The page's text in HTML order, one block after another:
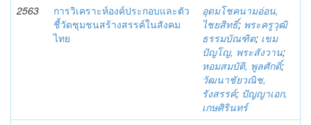
2563
การวิเคราะห์องค์ประกอบและตัว
ชี้วัดชุมชนสร้างสรรค์ในสังคม
ไทย
อุดมโชคนามอ่อน,
ไชยสิทธิ์; พระครูวุฒิ
ธรรมบัณฑิต; เขม
ปัญโญ, พระสังวาน;
หอมสมบัติ, พูลศักดิ์;
วัฒนาชัยวณิช,
รังสรรค์; ปัญญาเอก,
เกษศิรินทร์